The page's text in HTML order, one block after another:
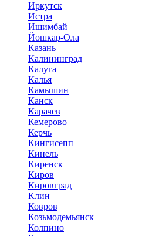
Иркутск
Истра
Ишимбай
Йошкар-Ола
Казань
Калининград
Калуга
Калья
Камышин
Канск
Карачев
Кемерово
Керчь
Кингисепп
Кинель
Киренск
Киров
Кировград
Клин
Ковров
Козьмодемьянск
Колпино